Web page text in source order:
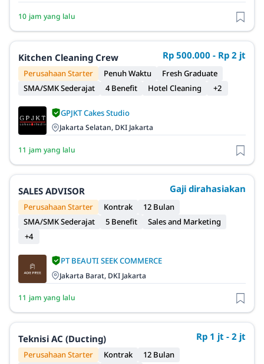
10 jam yang lalu
Kitchen Cleaning Crew Rp 500.000 - Rp 2 jt
Perusahaan Starter Penuh Waktu
Fresh Graduate
SMA/SMK Sederajat
4 Benefit Hotel Cleaning +2
GPJKT Cakes Studio
Jakarta Selatan, DKI Jakarta
11 jam yang lalu
SALES ADVISOR Gaji dirahasiakan
Perusahaan Starter Kontrak
12 Bulan
SMA/SMK Sederajat
5 Benefit
Sales and Marketing
+4
PT BEAUTI SEEK COMMERCE
Jakarta Barat, DKI Jakarta
11 jam yang lalu
Teknisi AC (Ducting) Rp 1 jt - 2 jt
Perusahaan Starter Kontrak
12 Bulan